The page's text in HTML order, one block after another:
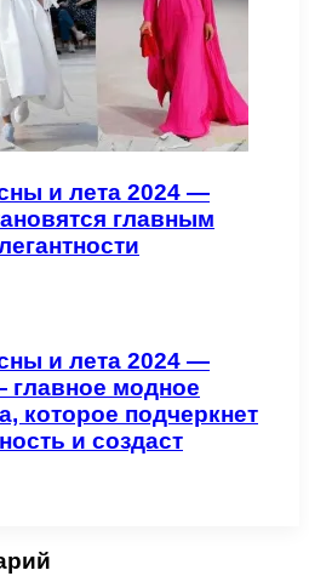
и лета 2024 —
главным
и лета 2024 —
модное
которое подчеркнет
и создаст